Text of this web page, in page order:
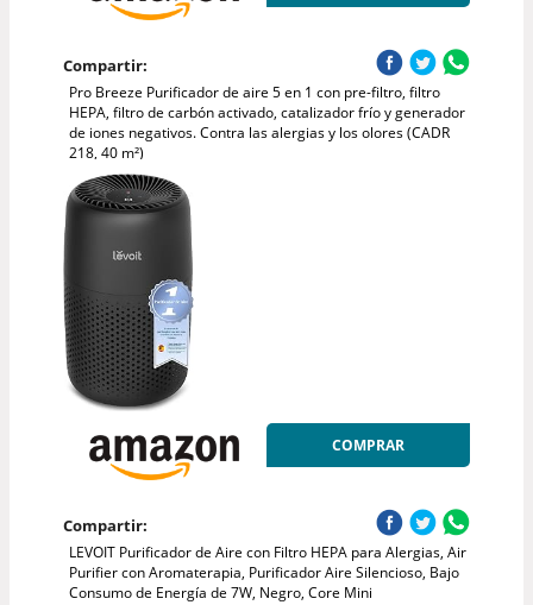
Compartir:
Pro Breeze Purificador de aire 5 en 1 con pre-filtro, filtro
HEPA, filtro de carbón activado, catalizador frío y generador
de iones negativos. Contra las alergias y los olores (CADR
218, 40 m²)
COMPRAR
Compartir:
LEVOIT Purificador de Aire con Filtro HEPA para Alergias, Air
Purifier con Aromaterapia, Purificador Aire Silencioso, Bajo
Consumo de Energía de 7W, Negro, Core Mini